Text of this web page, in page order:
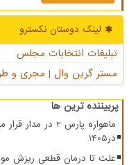
لینک دوستان نكسترو
تبلیغات انتخابات مجلس
مستر گرین وال | مجری و
پربیننده ترین ها
ماهواره پارس 2
در1405
علت تا درمان قطعی ریزش مو